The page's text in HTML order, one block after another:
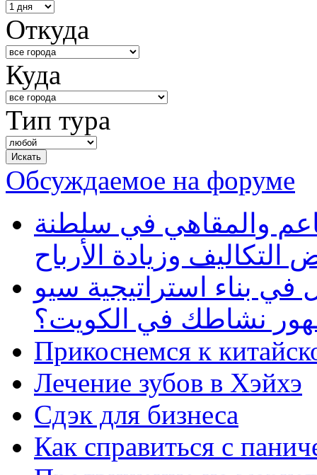
Откуда
Куда
Тип тура
Обсуждаемое на форуме
والمقاهي في سلطنة
وزيادة الأرباح
بناء استراتيجية سيو
نشاطك في الكويت؟
Прикоснемся к
Лечение зубов в Хэйхэ
Сдэк для бизнеса
Как справиться с